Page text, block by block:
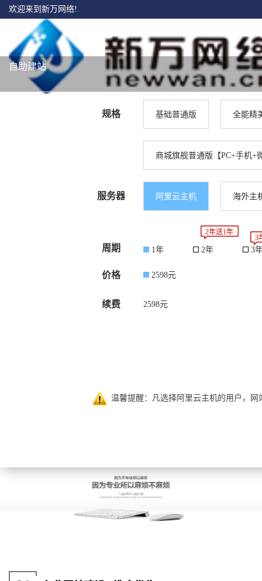
欢迎来到新万网络!
自助建站
规格 基础普通版 全能精
商城旗舰普通版【PC+手机+
服务器 阿里云主机 海外主
周期 1年 2年
2年送1年
3
3
价格 2598元
续费 2598元
温馨提醒：凡选择阿里云主机的用户，